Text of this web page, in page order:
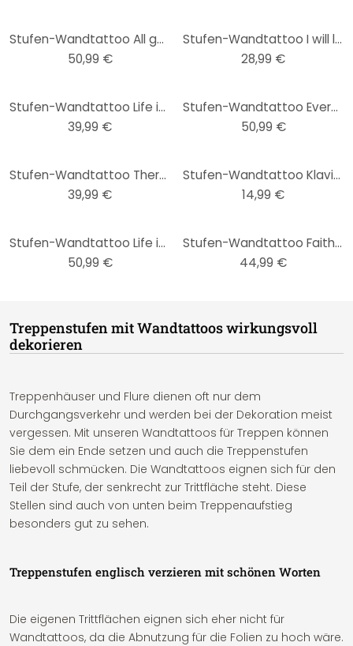
Stufen-Wandtattoo All good things...
50,99 €
Stufen-Wandtattoo I will love you...
28,99 €
Stufen-Wandtattoo Life is like a Stairway...
39,99 €
Stufen-Wandtattoo Every Journey...
50,99 €
Stufen-Wandtattoo There is no elevator...
39,99 €
Stufen-Wandtattoo Klaviertasten (2er Set)
14,99 €
Stufen-Wandtattoo Life is a Journey...
50,99 €
Stufen-Wandtattoo Faith is taking...
44,99 €
Treppenstufen mit Wandtattoos wirkungsvoll
dekorieren
Treppenhäuser und Flure dienen oft nur dem
Durchgangsverkehr und werden bei der Dekoration meist
vergessen. Mit unseren Wandtattoos für Treppen können
Sie dem ein Ende setzen und auch die Treppenstufen
liebevoll schmücken. Die Wandtattoos eignen sich für den
Teil der Stufe, der senkrecht zur Trittfläche steht. Diese
Stellen sind auch von unten beim Treppenaufstieg
besonders gut zu sehen.
Treppenstufen englisch verzieren mit schönen Worten
Die eigenen Trittflächen eignen sich eher nicht für
Wandtattoos, da die Abnutzung für die Folien zu hoch wäre.